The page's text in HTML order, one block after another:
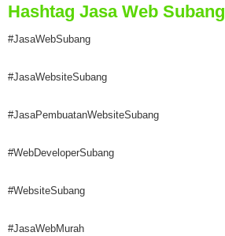
Hashtag Jasa Web Subang
#JasaWebSubang
#JasaWebsiteSubang
#JasaPembuatanWebsiteSubang
#WebDeveloperSubang
#WebsiteSubang
#JasaWebMurah